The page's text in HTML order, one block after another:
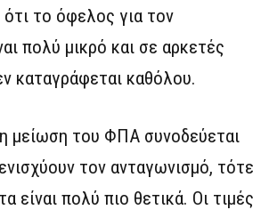
ότι το όφελος για τον
πολύ μικρό και σε αρκετές
καταγράφεται καθόλου.
μείωση του ΦΠΑ συνοδεύεται
τον ανταγωνισμό, τότε
είναι πολύ πιο θετικά. Οι τιμές